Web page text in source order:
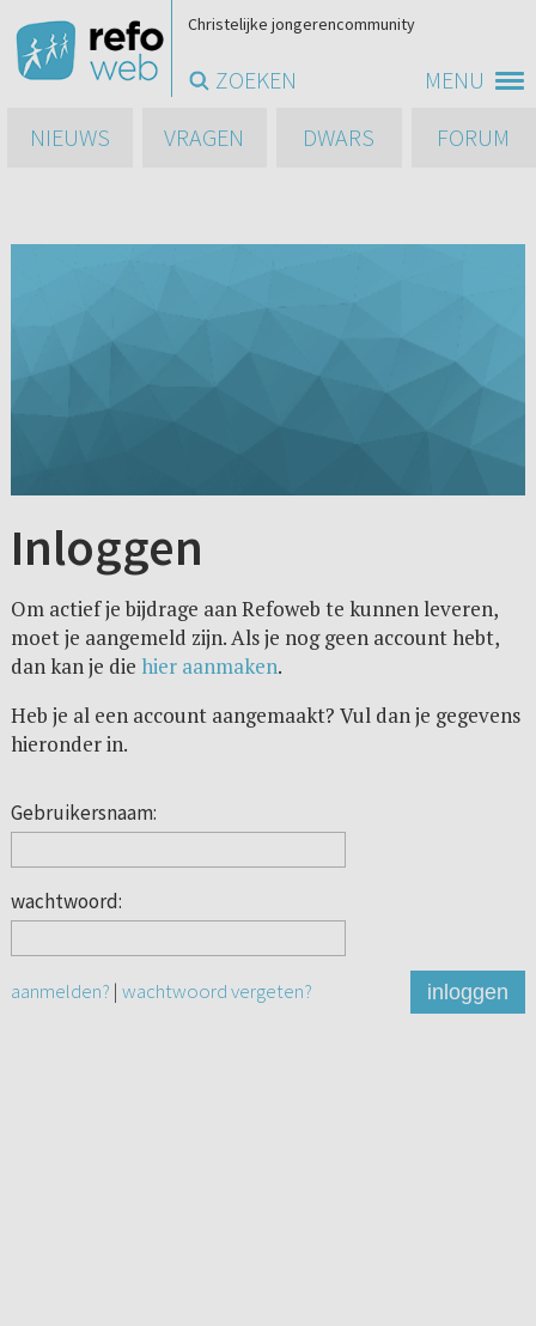
MENU
Christelijke jongerencommunity
ZOEKEN
NIEUWS
VRAGEN DWARS FORUM
Inloggen
Om actief je bijdrage aan Refoweb te kunnen leveren,
moet je aangemeld zijn. Als je nog geen account hebt,
dan kan je die hier aanmaken.
Heb je al een account aangemaakt? Vul dan je gegevens
hieronder in.
Gebruikersnaam:
wachtwoord:
aanmelden? | wachtwoord vergeten? inloggen